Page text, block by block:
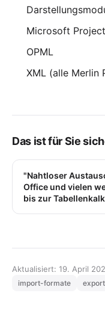
Microsoft
OPML
XML (alle Merlin
Das ist für Sie
"Nahtloser
Office und vielen
bis zur
Aktualisiert: 19. April
import-formate